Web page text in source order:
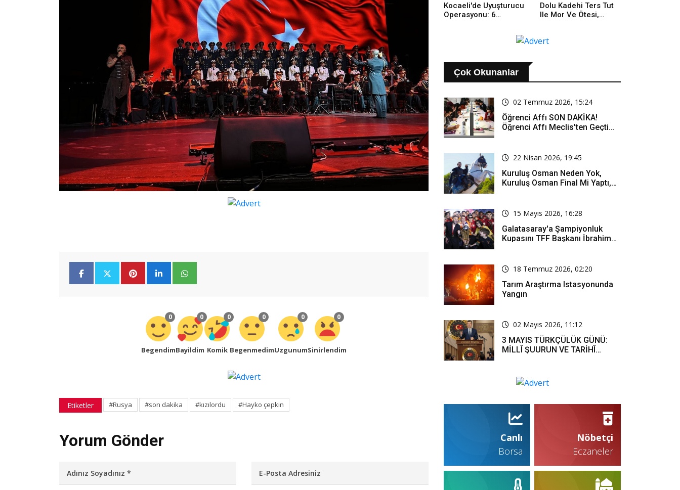
0
Begendim
0
Bayildim
0
Komik
0
Begenmedim
0
Uzgunum
0
Sinirlendim
Etiketler #Rusya #son dakika #kızılordu #Hayko çepkin
Yorum Gönder
Kocaeli'de Uyuşturucu
Operasyonu: 6
Dolu Kadehi Ters Tut
Ile Mor Ve Ötesi,
Çok Okunanlar
02 Temmuz 2026, 15:24
Öğrenci Affı SON DAKİKA!
Öğrenci Affı Meclis'ten Geçti
22 Nisan 2026, 19:45
Kuruluş Osman Neden Yok,
Kuruluş Osman Final Mi Yaptı,
Zaman Yayınlanacak?
15 Mayıs 2026, 16:28
Galatasaray'a Şampiyonluk
Kupasını TFF Başkanı İbrahim
18 Temmuz 2026, 02:20
Tarım Araştırma Istasyonunda
Yangın
02 Mayıs 2026, 11:12
3 MAYIS TÜRKÇÜLÜK GÜNÜ:
MİLLÎ ŞUURUN VE TARİHÎ
Canlı
Borsa
Nöbetçi
Eczaneler